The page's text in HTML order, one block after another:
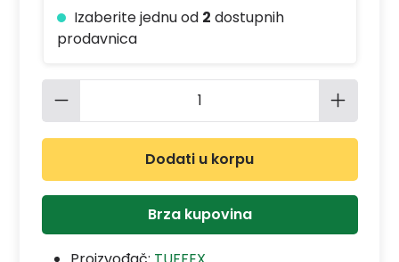
Izaberite jednu od 2 dostupnih
prodavnica
Količina proizvoda: Unesite
Dodati u korpu
Brza kupovina